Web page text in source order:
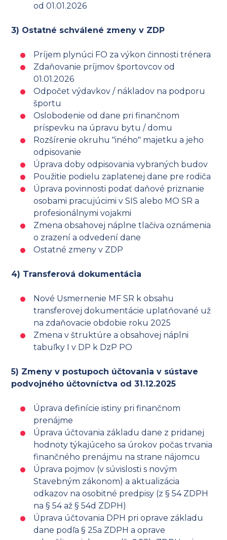
od 01.01.2026
3) Ostatné schválené zmeny v ZDP
Príjem plynúci FO za výkon činnosti trénera
Zdaňovanie príjmov športovcov od
01.01.2026
Odpočet výdavkov / nákladov na podporu
športu
Oslobodenie od dane pri finančnom
príspevku na úpravu bytu / domu
Rozšírenie okruhu "iného" majetku a jeho
odpisovanie
Úprava doby odpisovania vybraných budov
Použitie podielu zaplatenej dane pre rodiča
Úprava povinnosti podať daňové priznanie
osobami pracujúcimi v SIS alebo MO SR a
profesionálnymi vojakmi
Zmena obsahovej náplne tlačiva oznámenia
o zrazení a odvedení dane
Ostatné zmeny v ZDP
4) Transferová dokumentácia
Nové Usmernenie MF SR k obsahu
transferovej dokumentácie uplatňované už
na zdaňovacie obdobie roku 2025
Zmena v štruktúre a obsahovej náplni
tabuľky I v DP k DzP PO
5) Zmeny v postupoch účtovania v sústave
podvojného účtovníctva od 31.12.2025
Úprava definície istiny pri finančnom
prenájme
Úprava účtovania základu dane z pridanej
hodnoty týkajúceho sa úrokov počas trvania
finančného prenájmu na strane nájomcu
Úprava pojmov (v súvislosti s novým
Stavebným zákonom) a aktualizácia
odkazov na osobitné predpisy (z § 54 ZDPH
na § 54 až § 54d ZDPH)
Úprava účtovania DPH pri oprave základu
dane podľa § 25a ZDPH a oprave